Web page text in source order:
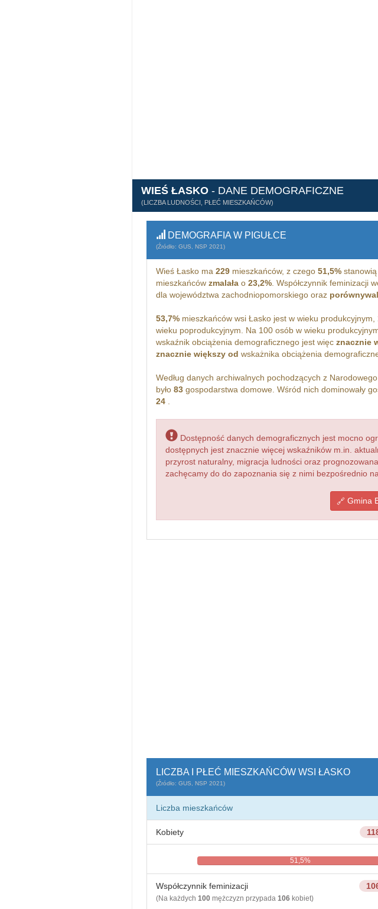
WIEŚ ŁASKO - DANE DEMOGRAFICZNE
(LICZBA LUDNOŚCI, PŁEĆ MIESZKAŃCÓW)
DEMOGRAFIA W PIGUŁCE
(Źródło: GUS, NSP 2021)
Wieś Łasko ma 229mieszkańców, z czego 51,5%stanowią
mieszkańców zmalałao 23,2%. Współczynnik feminizacji
dla województwa zachodniopomorskiego oraz
53,7%mieszkańców wsi Łasko jest w wieku produkcyjnym,
wieku poprodukcyjnym. Na 100 osób w wieku
wskaźnik obciążenia demograficznego jest więc znacznie
znacznie większy od wskażnika obciążenia
Według danych archiwalnych pochodzących z
było 83gospodarstwa domowe. Wśród nich dominowały
24.
Dostępność danych demograficznych jest mocno
dostępnych jest znacznie więcej wskaźników m.in.
przyrost naturalny, migracja ludności oraz
zachęcamy do do zapoznania się z nimi bezpośrednio
Gmina
LICZBA I PŁEĆ MIESZKAŃCÓW WSI ŁASKO
(Źródło: GUS, NSP 2021)
Liczba mieszkańców
Kobiety
51,5%
Współczynnik feminizacji
(Na każdych 100mężczyzn przypada 106kobiet)